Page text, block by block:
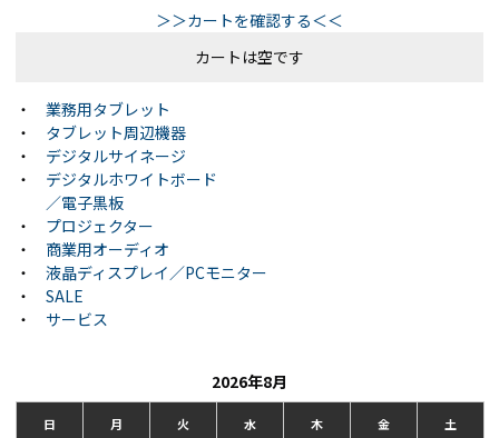
＞＞カートを確認する＜＜
カートは空です
・
業務用タブレット
・
タブレット周辺機器
・
デジタルサイネージ
・
デジタルホワイトボード
／電子黒板
・
プロジェクター
・
商業用オーディオ
・
液晶ディスプレイ／PCモニター
・
SALE
・
サービス
2026年8月
日 月 火 水 木 金 土